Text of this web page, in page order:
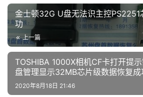
金士顿32G U盘无法识主控PS2251
功
上一篇
TOSHIBA 1000X相机CF卡打开提
盘管理显示32MB芯片级数据恢复成
2020年8月18日 21:46